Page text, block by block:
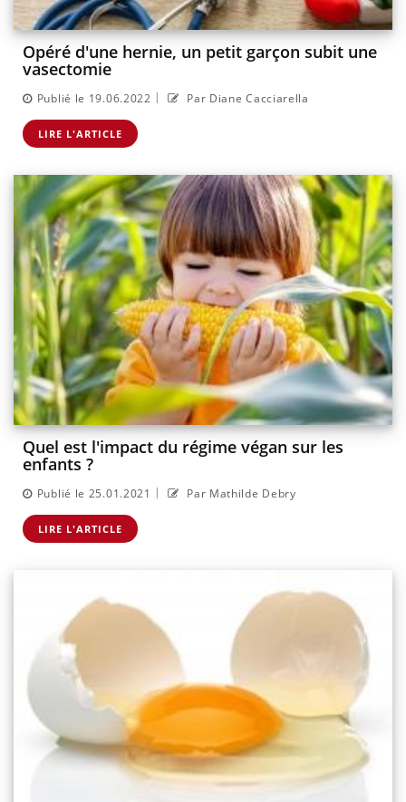
Opéré d'une hernie, un petit garçon subit une
vasectomie
Publié le 19.06.2022 | Par Diane Cacciarella
LIRE L'ARTICLE
Quel est l'impact du régime végan sur les
enfants ?
Publié le 25.01.2021 | Par Mathilde Debry
LIRE L'ARTICLE